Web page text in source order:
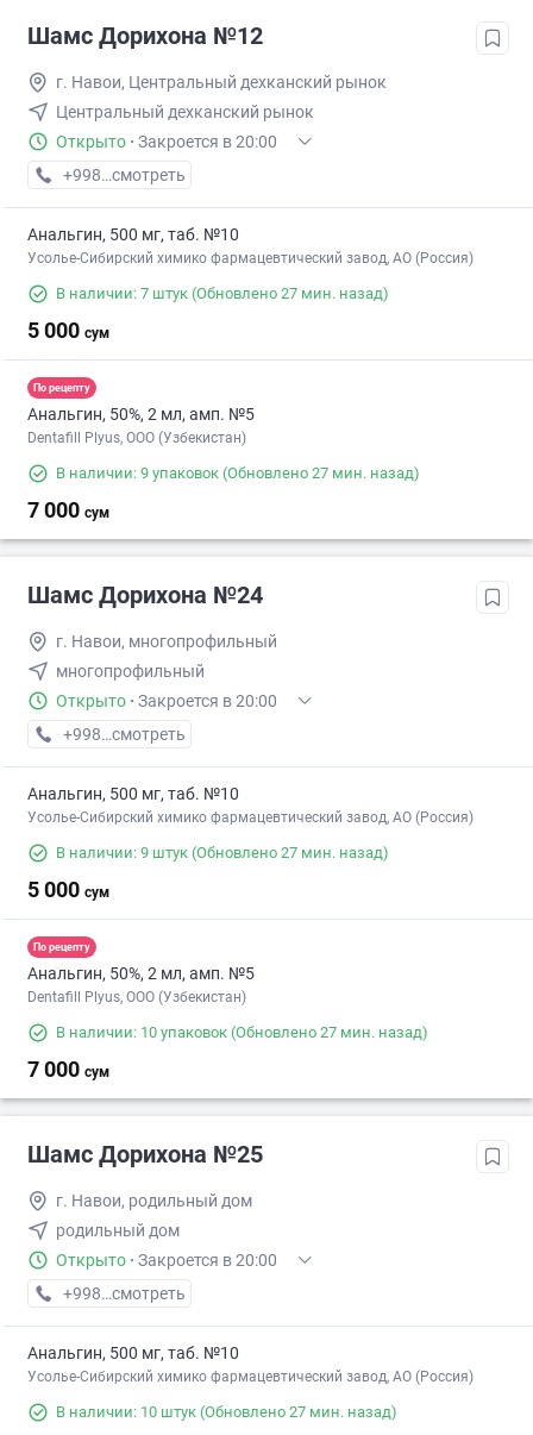
Шамс Дорихона №12
г. Навои, Центральный дехканский рынок
Центральный дехканский рынок
Открыто · Закроется в 20:00
+998 (79) XXX-XX-XX
смотреть
Анальгин, 500 мг, таб. №10
Усолье-Сибирский химико фармацевтический завод, АО (Россия)
В наличии: 7 штук (Обновлено 27 мин. назад)
5 000 сум
По рецепту
Анальгин, 50%, 2 мл, амп. №5
Dentafill Plyus, ООО (Узбекистан)
В наличии: 9 упаковок (Обновлено 27 мин. назад)
7 000 сум
Шамс Дорихона №24
г. Навои, многопрофильный
многопрофильный
Открыто · Закроется в 20:00
+998 (79) XXX-XX-XX
смотреть
Анальгин, 500 мг, таб. №10
Усолье-Сибирский химико фармацевтический завод, АО (Россия)
В наличии: 9 штук (Обновлено 27 мин. назад)
5 000 сум
По рецепту
Анальгин, 50%, 2 мл, амп. №5
Dentafill Plyus, ООО (Узбекистан)
В наличии: 10 упаковок (Обновлено 27 мин. назад)
7 000 сум
Шамс Дорихона №25
г. Навои, родильный дом
родильный дом
Открыто · Закроется в 20:00
+998 (79) XXX-XX-XX
смотреть
Анальгин, 500 мг, таб. №10
Усолье-Сибирский химико фармацевтический завод, АО (Россия)
В наличии: 10 штук (Обновлено 27 мин. назад)